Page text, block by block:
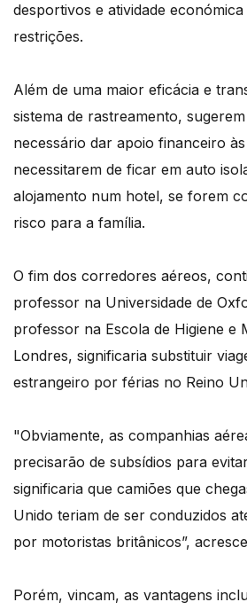
desportivos e atividade
restrições.
Além de uma maior eficácia e
sistema de rastreamento,
necessário dar apoio financeiro
necessitarem de ficar em auto
alojamento num hotel, se forem
risco para a família.
O fim dos corredores aéreos,
professor na Universidade de
professor na Escola de Higiene e
Londres, significaria substituir
estrangeiro por férias no Reino
"Obviamente, as companhias
precisarão de subsídios para
significaria que camiões que
Unido teriam de ser conduzidos
por motoristas britânicos”,
Porém, vincam, as vantagens